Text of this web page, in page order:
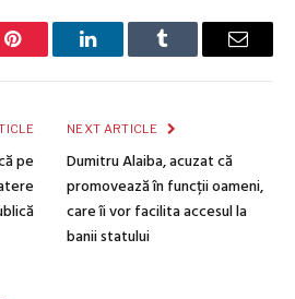
Pinterest LinkedInTumblr Email
pe
NEXT ARTICLE
Dumitru Alaiba, acuzat că
promovează în funcții oameni,
care îi vor facilita accesul la
banii statului